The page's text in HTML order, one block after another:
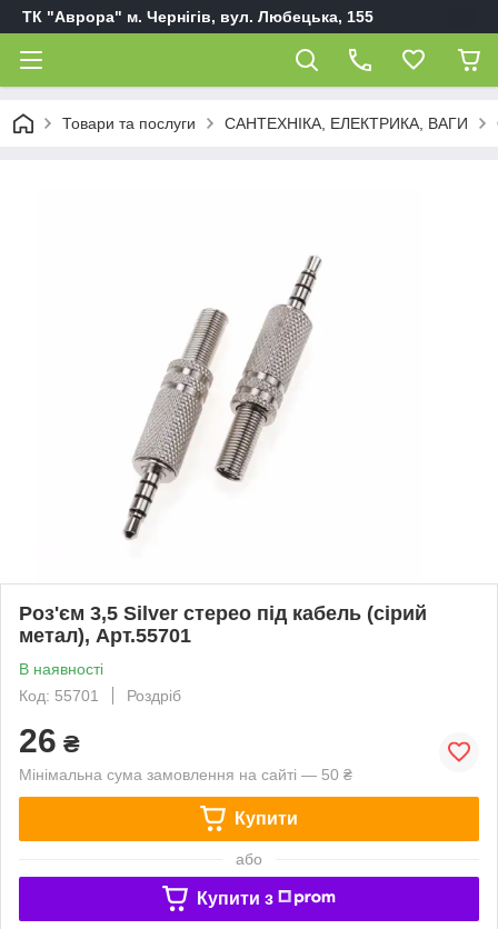
ТК "Аврора" м. Чернігів, вул. Любецька, 155
Товари та послуги САНТЕХНІКА, ЕЛЕКТРИКА, ВАГИ
Роз'єм 3,5 Silver стерео під кабель (сірий
метал), Арт.55701
В наявності
Код: 55701
Роздріб
26 ₴
Мінімальна сума замовлення на сайті — 50 ₴
Купити
або
Купити з